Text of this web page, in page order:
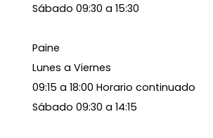
Sábado 09:30 a 15:30
Paine
Lunes a Viernes
09:15 a 18:00 Horario continuado
Sábado 09:30 a 14:15